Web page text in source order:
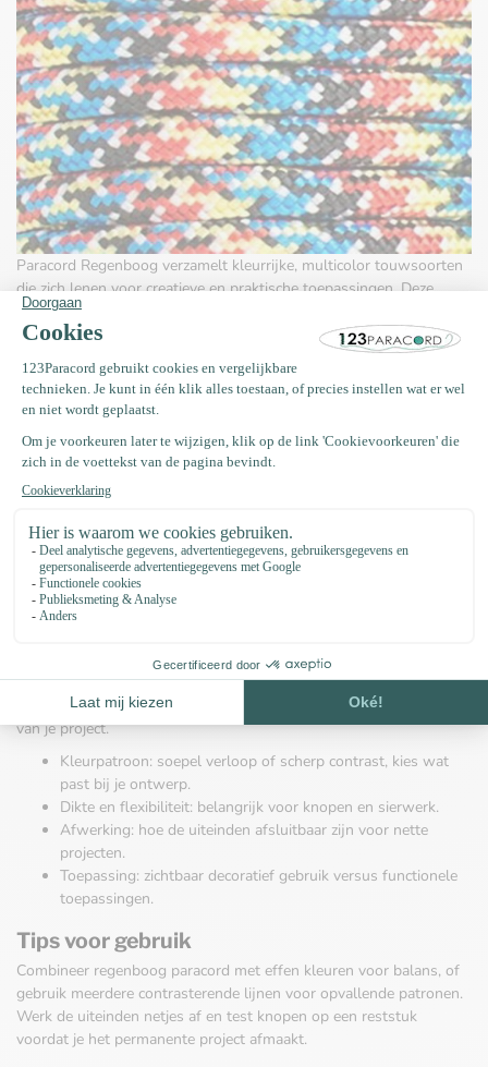
Paracord Regenboog verzamelt kleurrijke, multicolor touwsoorten
die zich lenen voor creatieve en praktische toepassingen. Deze
categorie bevat paracord met opvallende kleurverlopen en
combinatiepatronen, bedoeld voor knutselwerk, accessoires en
zichtbare toepassingen waar kleur en uitstraling belangrijk zijn.
Praktische toepassingen
armbanden, sleutelhangers, bagagelabels en decoratieve
elementen op rugzakken of kleding. Ook bij knoopprojecten,
macramé of als accent in outdoor-uitrusting kiest men vaak voor
stijl toe te voegen.
Waarop letten bij je keuze
Let bij het kiezen van regenboog paracord vooral op uiterlijk en
kleurverloop, andere juist sterk contrasterende strepen. Dikte en
flexibiliteit beïnvloeden hoe gemakkelijk het touw is te knopen en
af te werken, en de afwerking van de uiteinden bepaalt de netheid
van je project.
Kleurpatroon: soepel verloop of scherp contrast, kies wat
past bij je ontwerp.
Dikte en flexibiliteit: belangrijk voor knopen en sierwerk.
Afwerking: hoe de uiteinden afsluitbaar zijn voor nette
projecten.
Toepassing: zichtbaar decoratief gebruik versus functionele
toepassingen.
Tips voor gebruik
Combineer regenboog paracord met effen kleuren voor balans, of
gebruik meerdere contrasterende lijnen voor opvallende patronen.
Werk de uiteinden netjes af en test knopen op een reststuk
voordat je het permanente project afmaakt.